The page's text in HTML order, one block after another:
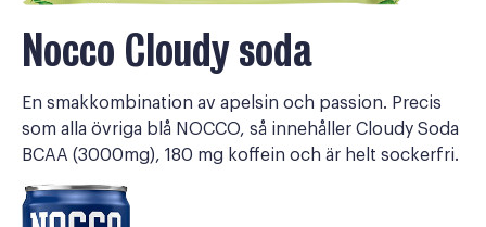
Nocco Cloudy soda
En smakkombination av apelsin och passion. Precis
som alla övriga blå NOCCO, så innehåller Cloudy Soda
BCAA (3000mg), 180 mg koffein och är helt sockerfri.